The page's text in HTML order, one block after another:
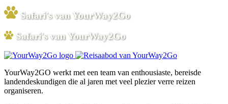
Safari's van YourWay2Go
Safari's van YourWay2Go
YourWay2GO werkt met een team van enthousiaste, bereisde
landendeskundigen die al jaren met veel plezier verre reizen
organiseren.